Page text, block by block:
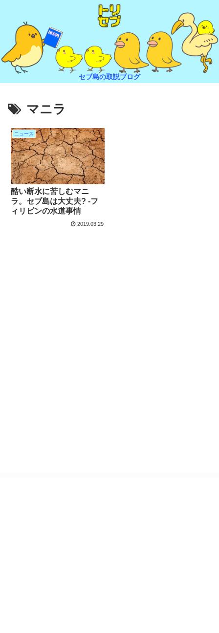
セブ島の取説ブログ
マニラ
ニュース
酷い断水に苦しむマニ
ラ。セブ島は大丈夫? -フ
ィリピンの水道事情
2019.03.29